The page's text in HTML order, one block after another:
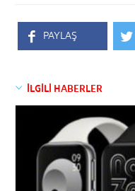
PAYLAŞ
İLGİLİ HABERLER